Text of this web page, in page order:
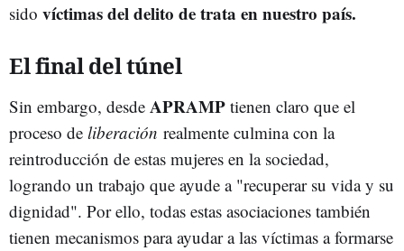
sido víctimas del delito de trata en nuestro país.
El final del túnel
Sin embargo, desde APRAMP tienen claro que el
proceso de liberación realmente culmina con la
reintroducción de estas mujeres en la sociedad,
logrando un trabajo que ayude a "recuperar su vida y su
dignidad". Por ello, todas estas asociaciones también
tienen mecanismos para ayudar a las víctimas a formarse